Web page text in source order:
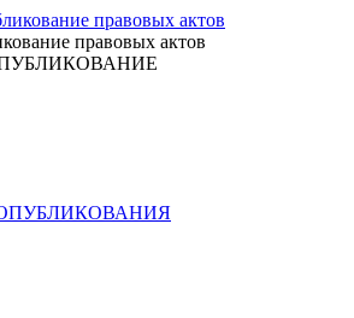
правовых актов